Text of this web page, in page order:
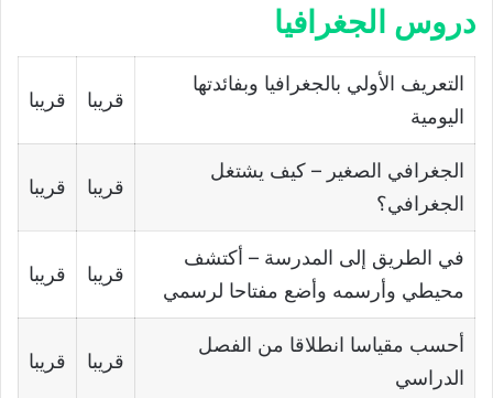
دروس الجغرافيا
التعریف الأولي بالجغرافیا وبفائدتها
الیومیة
قريبا قريبا
الجغرافي الصغیر – كیف یشتغل
الجغرافي؟
قريبا قريبا
في الطریق إلى المدرسة – أكتشف
محیطي وأرسمه وأضع مفتاحا لرسمي
قريبا قريبا
أحسب مقیاسا انطلاقا من الفصل
الدراسي
قريبا قريبا